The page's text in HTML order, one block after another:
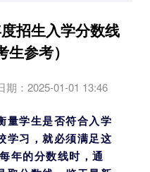
招生入学分数线
生参考）
：2025-01-01 13:46
量学生是否符合入学
学习，就必须满足这
年的分数线时，通